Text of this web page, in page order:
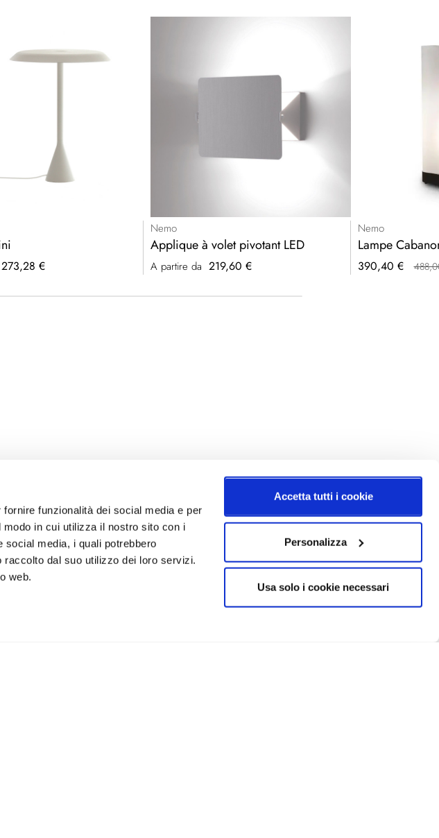
funzionalità dei social media e per
in cui utilizza il nostro sito con i
social media, i quali potrebbero
dal suo utilizzo dei loro servizi.
web.
Accetta tutti i cookie
Personalizza
Usa solo i cookie necessari
273,28 €
Nemo
Applique à volet pivotant LED
A partire da 219,60 €
Nemo
Lampe
Prezzo
390,40 €